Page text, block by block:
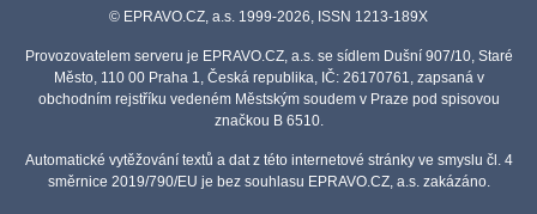
© EPRAVO.CZ, a.s. 1999-2026, ISSN 1213-189X
Provozovatelem serveru je EPRAVO.CZ, a.s. se sídlem Dušní 907/10, Staré
Město, 110 00 Praha 1, Česká republika, IČ: 26170761, zapsaná v
obchodním rejstříku vedeném Městským soudem v Praze pod spisovou
značkou B 6510.
Automatické vytěžování textů a dat z této internetové stránky ve smyslu čl. 4
směrnice 2019/790/EU je bez souhlasu EPRAVO.CZ, a.s. zakázáno.